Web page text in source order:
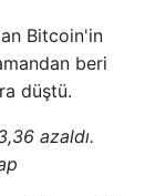
Bitcoin'in
beri
düştü.
azaldı.